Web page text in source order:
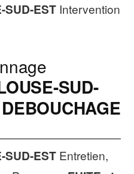
SUD-EST Intervention
SUD-
SUD-EST Entretien,